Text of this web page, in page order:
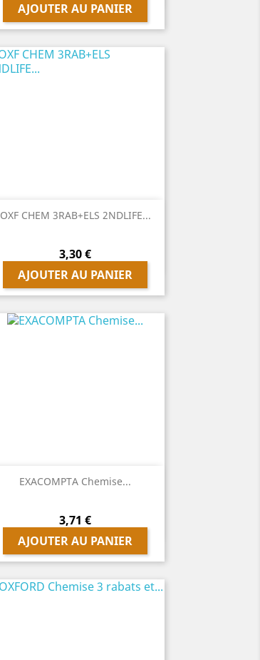
AJOUTER AU PANIER
OXF CHEM 3RAB+ELS 2NDLIFE...
Prix
3,30 €
AJOUTER AU PANIER
 Aperçu rapide
EXACOMPTA Chemise...
Prix
3,71 €
AJOUTER AU PANIER
 Aperçu rapide